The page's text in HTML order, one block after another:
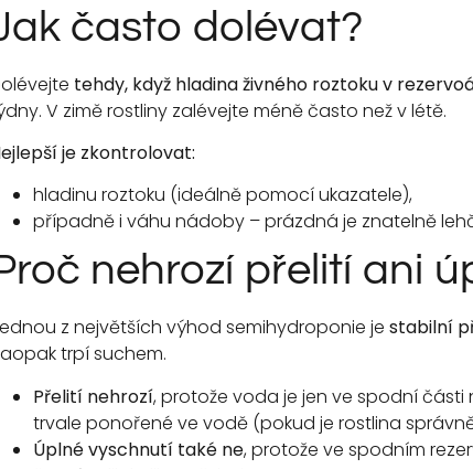
často dolévat?
tehdy, když hladina živného roztoku v
V zimě rostliny zalévejte méně často než v létě.
je zkontrolovat:
hladinu roztoku (ideálně pomocí ukazatele),
případně i váhu nádoby – prázdná je znatelně
nehrozí přelití ani
z největších výhod semihydroponie je stabilní
trpí suchem.
Přelití nehrozí, protože voda je jen ve spodní
trvale ponořené ve vodě (pokud je rostlina
Úplné vyschnutí také ne, protože ve spodním